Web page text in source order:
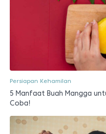
Persiapan Kehamilan
5 Manfaat Buah Mangga
Coba!